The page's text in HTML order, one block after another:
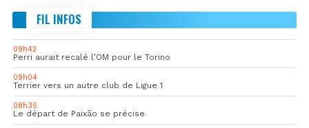
FIL INFOS
09h42
Perri aurait recalé l’OM pour le Torino
09h04
Terrier vers un autre club de Ligue 1
08h35
Le départ de Paixão se précise